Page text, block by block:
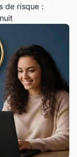
de risque :